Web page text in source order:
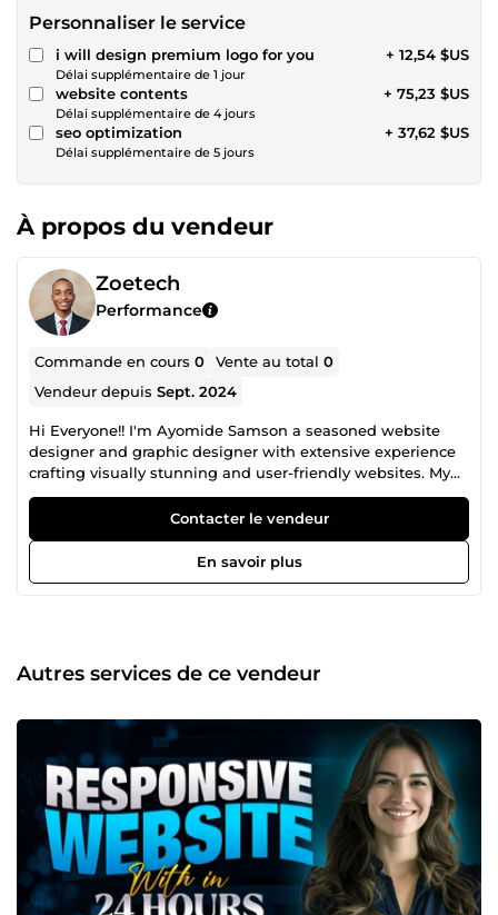
Personnaliser le service
i will design premium logo for you
Délai supplémentaire de 1 jour
+ 12,54 $US
website contents
Délai supplémentaire de 4 jours
+ 75,23 $US
seo optimization
Délai supplémentaire de 5 jours
+ 37,62 $US
À propos du vendeur
Zoetech
Performance
Commande en cours0 Vente au total0
Vendeur depuisSept. 2024
Hi Everyone!! I'm Ayomide Samson a seasoned website
designer and graphic designer with extensive experience
crafting visually stunning and user-friendly websites. My
expertise spans across designing responsive websites, e-
commerce platforms, and custom web applications,
ensuring seamless functionality and exceptional user
experiences. In addition to web design, I excel in creating
compelling graphic designs, including logos, branding
unique needs. Let's work together to bring your vision to
life with innovative design and impeccable execution!
Contacter le vendeur
En savoir plus
Autres services de ce vendeur